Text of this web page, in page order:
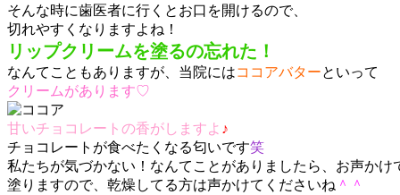
そんな時に歯医者に行くとお口を開けるので、
切れやすくなりますよね！
リップクリームを塗るの忘れた！
なんてこともありますが、当院にはココアバターといって
クリームがあります♡
甘いチョコレートの香がしますよ ♪
チョコレートが食べたくなる匂いです笑
私たちが気づかない！なんてことがありましたら、お声かけ
塗りますので、乾燥してる方は声かけてくださいね ＾＾